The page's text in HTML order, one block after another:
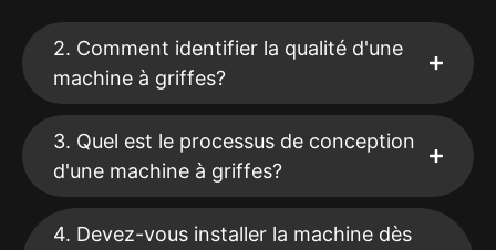
2. Comment identifier la qualité d'une
machine à griffes?
3. Quel est le processus de conception
d'une machine à griffes?
4. Devez-vous installer la machine dès